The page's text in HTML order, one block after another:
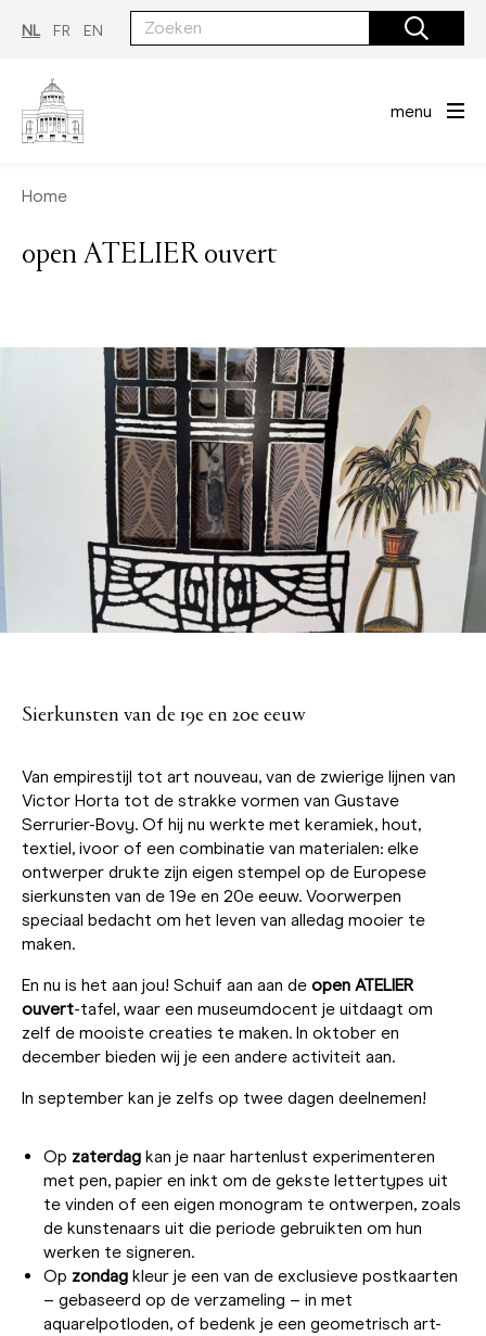
inhoud
gaan
NL FR EN
menu
Home
open ATELIER ouvert
Sierkunsten van de 19e en 20e eeuw
Van empirestijl tot art nouveau, van de zwierige lijnen van
Victor Horta tot de strakke vormen van Gustave
Serrurier-Bovy. Of hij nu werkte met keramiek, hout,
textiel, ivoor of een combinatie van materialen: elke
ontwerper drukte zijn eigen stempel op de Europese
sierkunsten van de 19e en 20e eeuw. Voorwerpen
speciaal bedacht om het leven van alledag mooier te
maken.
En nu is het aan jou! Schuif aan aan de open ATELIER
ouvert-tafel, waar een museumdocent je uitdaagt om
zelf de mooiste creaties te maken. In oktober en
december bieden wij je een andere activiteit aan.
In september kan je zelfs op twee dagen deelnemen!
Op zaterdag kan je naar hartenlust experimenteren
met pen, papier en inkt om de gekste lettertypes uit
te vinden of een eigen monogram te ontwerpen, zoals
de kunstenaars uit die periode gebruikten om hun
werken te signeren.
Op zondag kleur je een van de exclusieve postkaarten
– gebaseerd op de verzameling – in met
aquarelpotloden, of bedenk je een geometrisch art-